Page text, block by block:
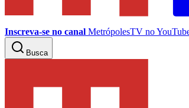
Inscreva-se no canal MetrópolesTV no
Busca